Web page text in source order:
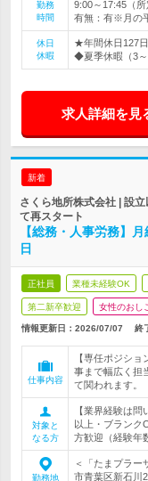
勤務
時間
9:00～17:45（
有無：有※月の
休日
休暇
★年間休日127
◆夏季休暇（3
求人詳細を見
新着
さくら地所株式会社 | 設
て再スタート
【総務・人事労務】
日
正社員 業種未経験OK
第二新卒歓迎 女性のおし
情報更新日：2026/07/07 終
仕事内容
【専任ポジシ
事まで幅広く担
て関われます。
対象と
なる方
【業界経験は
以上・ブランク
方歓迎（経験年
勤務地
＜「たまプラー
市青葉区新石川